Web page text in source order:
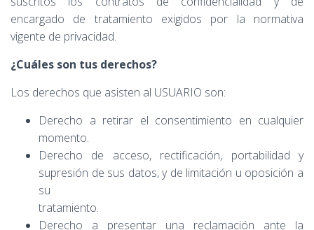
encargado de tratamiento exigidos por la normativa
vigente de privacidad.
¿Cuáles son tus derechos?
Los derechos que asisten al USUARIO son:
Derecho a retirar el consentimiento en cualquier
momento.
Derecho de acceso, rectificación, portabilidad y
supresión de sus datos, y de limitación u oposición a
su
tratamiento.
Derecho a presentar una reclamación ante la